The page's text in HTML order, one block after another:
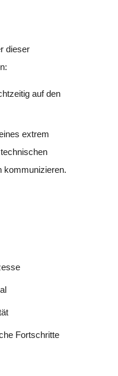
dieser
auf den
extrem
kommunizieren.
Fortschritte